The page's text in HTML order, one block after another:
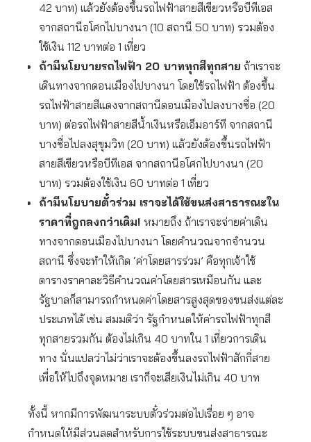
42 บาท) แล้วยังต้องขึ้นรถไฟฟ้าสายสีเขียวหรือบีทีเอส
จากสถานีอโศกไปบางนา (10 สถานี 50 บาท) รวมต้อง
ใช้เงิน 112 บาทต่อ 1 เที่ยว
ถ้ามีนโยบายรถไฟฟ้า 20 บาททุกสีทุกสาย ถ้าเราจะ
เดินทางจากดอนเมืองไปบางนา โดยใช้รถไฟฟ้า ต้องขึ้น
รถไฟฟ้าสายสีแดงจากสถานีดอนเมืองไปลงบางซื่อ (20
บาท) ต่อรถไฟฟ้าสายสีน้ำเงินหรือเอ็มอาร์ที จากสถานี
บางซื่อไปลงสุขุมวิท (20 บาท) แล้วยังต้องขึ้นรถไฟฟ้า
สายสีเขียวหรือบีทีเอส จากสถานีอโศกไปบางนา (20
บาท) รวมต้องใช้เงิน 60 บาทต่อ 1 เที่ยว
ถ้ามีนโยบายตั๋วร่วม เราจะได้ใช้ขนส่งสาธารณะใน
ราคาที่ถูกลงกว่าเดิม! หมายถึง ถ้าเราจะจ่ายค่าเดิน
ทางจากดอนเมืองไปบางนา โดยคำนวณจากจำนวน
สถานี ซึ่งจะทำให้เกิด ‘ค่าโดยสารร่วม’ คือทุกเจ้าใช้
ตารางราคาละวิธีคำนวณค่าโดยสารเหมือนกัน และ
รัฐบาลก็สามารถกำหนดค่าโดยสารสูงสุดของขนส่งแต่ละ
ประเภทได้ เช่น สมมติว่า รัฐกำหนดให้ค่ารถไฟฟ้าทุกสี
ทุกสายรวมกัน ต้องไม่เกิน 40 บาทใน 1 เที่ยวการเดิน
ทาง นั่นแปลว่าไม่ว่าเราจะต้องขึ้นลงรถไฟฟ้าสักกี่สาย
เพื่อให้ไปถึงจุดหมาย เราก็จะเสียเงินไม่เกิน 40 บาท
ทั้งนี้ หากมีการพัฒนาระบบตั๋วร่วมต่อไปเรื่อย ๆ อาจ
กำหนดให้มีส่วนลดสำหรับการใช้ระบบขนส่งสาธารณะ